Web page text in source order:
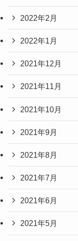
2022年2月
2022年1月
2021年12月
2021年11月
2021年10月
2021年9月
2021年8月
2021年7月
2021年6月
2021年5月